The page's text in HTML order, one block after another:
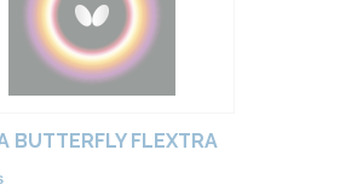
BUTTERFLY FLEXTRA